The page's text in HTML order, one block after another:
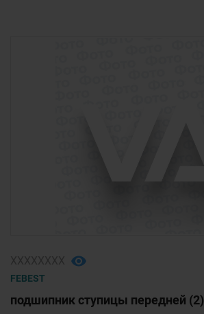
FEBEST
подшипник ступицы передней (2)